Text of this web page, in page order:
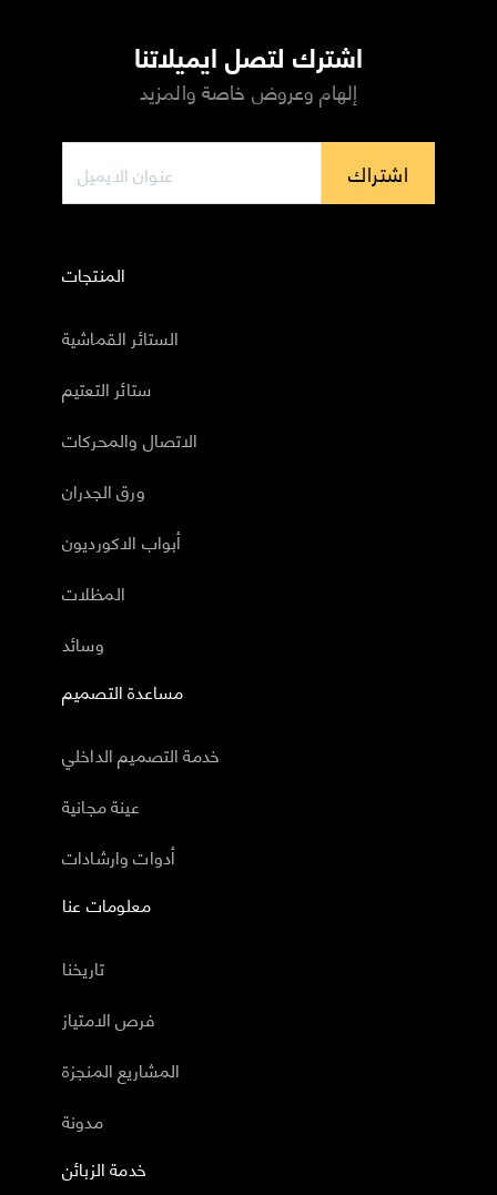
اشترك لتصل ايميلاتنا
إلهام وعروض خاصة والمزيد
اشتراك
المنتجات
الستائر القماشية
ستائر التعتيم
الاتصال والمحركات
ورق الجدران
أبواب الاكورديون
المظلات
وسائد
مساعدة التصميم
خدمة التصميم الداخلي
عينة مجانية
أدوات وارشادات
معلومات عنا
تاريخنا
فرص الامتياز
المشاريع المنجزة
مدونة
خدمة الزبائن